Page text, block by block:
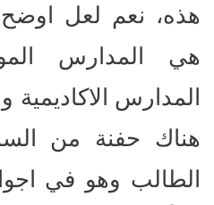
هذه، نعم لعل
هي المدارس
المدارس
هناك حفنة من
الطالب وهو في اجواء